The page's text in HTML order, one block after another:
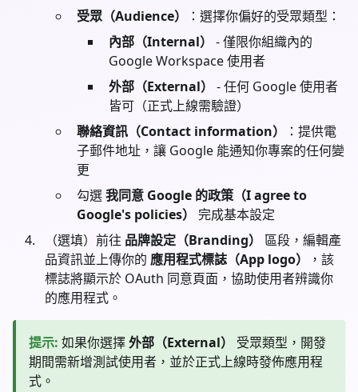
受眾（Audience）
：選擇你偏好的受眾類型：
內部（Internal）
- 僅限你組織內的
Google Workspace 使用者
外部（External）
- 任何 Google 使用者
皆可（正式上線需驗證）
聯絡資訊（Contact information）
：提供電
子郵件地址，讓 Google 能通知你專案的任何變
更
勾選我同意 Google 的政策（I agree to
Google's policies）
完成基本設定
（選填）前往 品牌設定（Branding）
區段，編輯產
品資訊並上傳你的 應用程式標誌（App logo）
，該
標誌將顯示於 OAuth 同意頁面，協助使用者辨識你
的應用程式。
提示: 如果你選擇外部（External）
受眾類型，開發
期間需新增測試使用者，並於正式上線時發佈應用程
式。